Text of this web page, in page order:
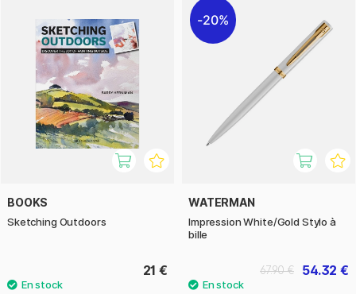
BOOKS
Sketching Outdoors
21 €
20%
WATERMAN
Impression White/Gold Stylo à
bille
54.32 €
67.90 €